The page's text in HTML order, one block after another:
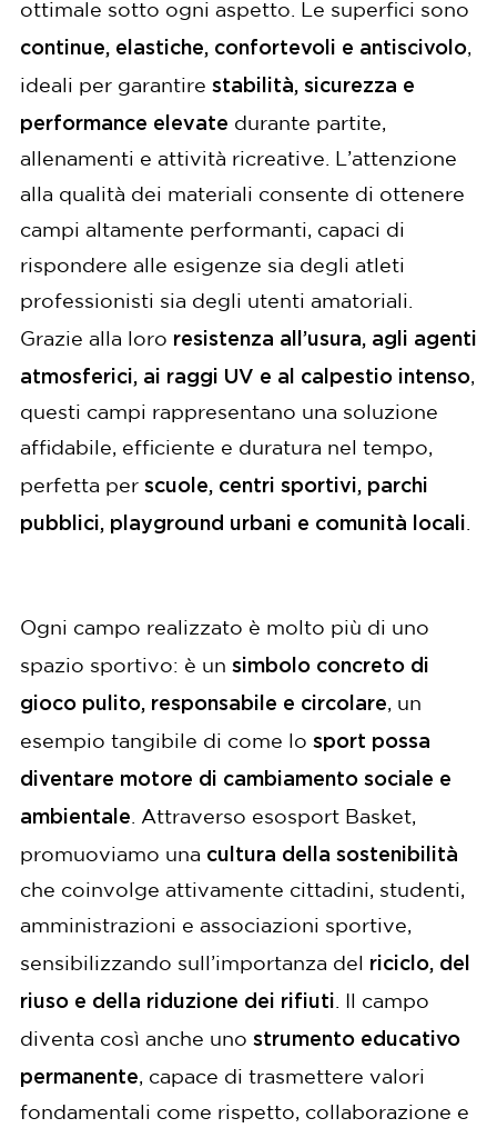
ottimale sotto ogni aspetto. Le superfici sono
continue, elastiche, confortevoli e antiscivolo,
ideali per garantire stabilità, sicurezza e
performance elevate durante partite,
allenamenti e attività ricreative. L’attenzione
alla qualità dei materiali consente di ottenere
campi altamente performanti, capaci di
rispondere alle esigenze sia degli atleti
professionisti sia degli utenti amatoriali.
Grazie alla loro resistenza all’usura, agli agenti
atmosferici, ai raggi UV e al calpestio intenso,
questi campi rappresentano una soluzione
affidabile, efficiente e duratura nel tempo,
perfetta per scuole, centri sportivi, parchi
pubblici, playground urbani e comunità locali
Ogni campo realizzato è molto più di uno
spazio sportivo: è un simbolo concreto di
gioco pulito, responsabile e circolare, un
esempio tangibile di come lo sport possa
diventare motore di cambiamento sociale e
ambientale . Attraverso esosport Basket,
promuoviamo una cultura della sostenibilità
che coinvolge attivamente cittadini, studenti,
amministrazioni e associazioni sportive,
sensibilizzando sull’importanza del riciclo, del
riuso e della riduzione dei rifiuti . Il campo
diventa così anche uno strumento educativo
permanente, capace di trasmettere valori
fondamentali come rispetto, collaborazione e